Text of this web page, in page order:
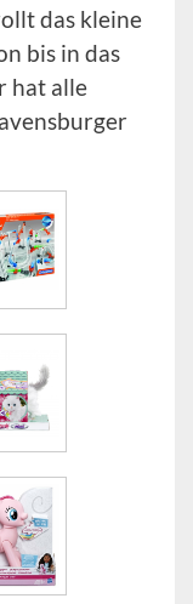
das kleine
bis in das
hat alle